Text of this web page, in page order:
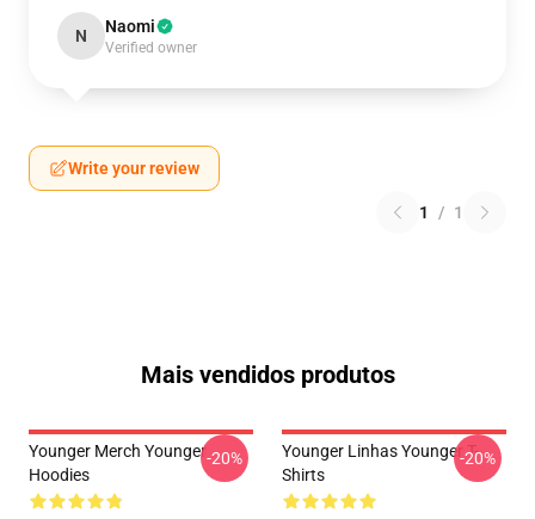
N Naomi
Verified owner
Write your review
1 / 1
Mais vendidos produtos
Younger Merch Younger
Hoodies
-20%
Younger Linhas Younger T-
Shirts
-20%